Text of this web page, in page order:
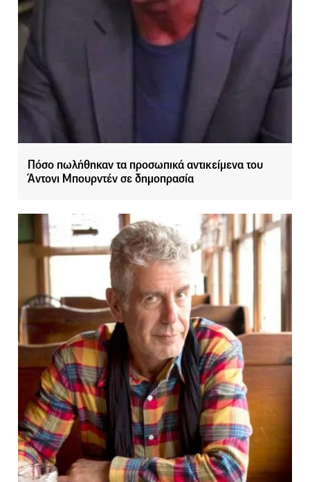
Πόσο πωλήθηκαν τα προσωπικά αντικείμενα του
Άντονι Μπουρντέν σε δημοπρασία